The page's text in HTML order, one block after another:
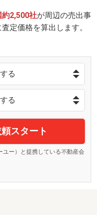
約2,500社が周辺の売出事
定価格を算出します。
スタート
ユー）と提携している不動産会